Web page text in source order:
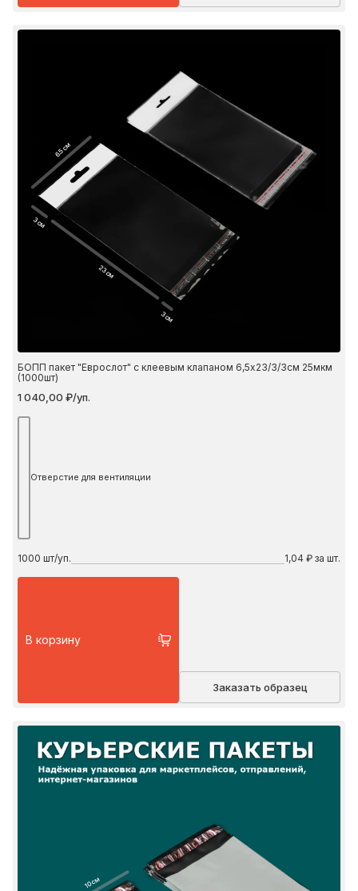
6.5 см
23 см
3 см
3 см
БОПП пакет "Еврослот" с клеевым клапаном 6,5х23/3/3см 25мкм
(1000шт)
1 040,00 ₽/уп.
Отверстие для вентиляции
1000 шт/уп. 1,04 ₽ за шт.
В корзину
Заказать образец
10 см